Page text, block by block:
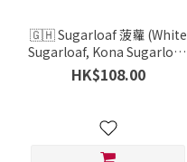
🇬🇭 Sugarloaf 菠蘿 (White
Sugarloaf, Kona Sugarloaf,
or Pain de Sucre) / A LA
CARTE / 非洲加納 / 每 1 份
HK$108.00